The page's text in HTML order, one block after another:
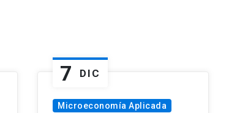
7 DIC
Microeconomía Aplicada